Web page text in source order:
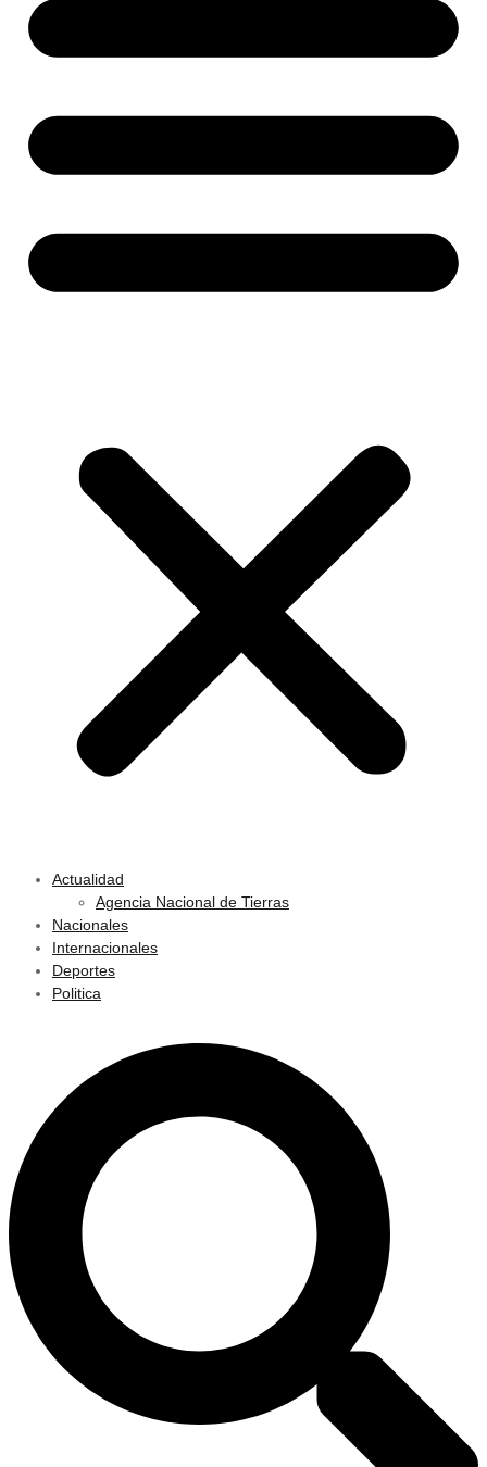
Actualidad
Agencia Nacional de Tierras
Nacionales
Internacionales
Deportes
Politica